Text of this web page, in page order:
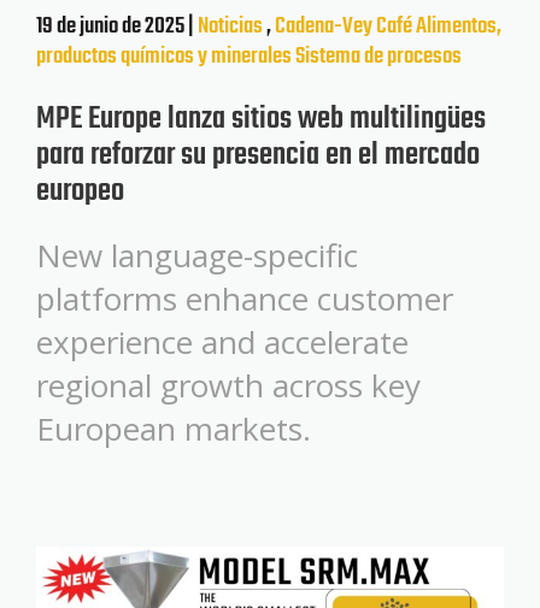
19 de junio de 2025 |Noticias,Cadena-VeyCaféAlimentos,
productos químicos y mineralesSistema de procesos
MPE Europe lanza sitios web multilingües
para reforzar su presencia en el mercado
europeo
New language-specific
platforms enhance customer
experience and accelerate
regional growth across key
European markets.